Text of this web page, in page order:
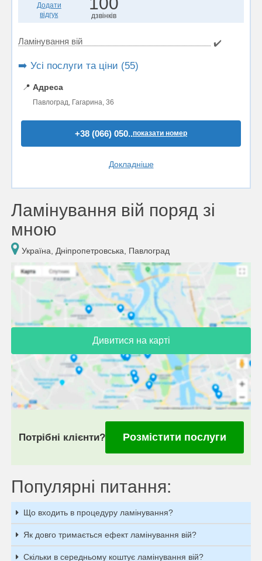
Додати
відгук
дзвінків
Ламінування вій ✔️
➡️ Усі послуги та ціни (55)
📍 Адреса
Павлоград, Гагарина, 36
+38 (066) 050..показати номер
Докладніше
Ламінування вій поряд зі
мною
Україна, Дніпропетровська, Павлоград
Дивитися на карті
Потрібні клієнти? Розмістити послуги
Популярні питання:
Що входить в процедуру ламінування?
Як довго тримається ефект ламінування вій?
Скільки в середньому коштує ламінування вій?